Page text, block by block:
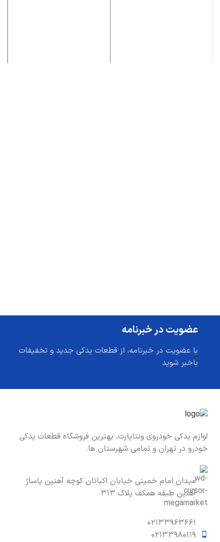
عضویت در خبرنامه
با عضویت در خبرنامه، از قطعات یدکی جدید و تخفیفات
باخبر شوید
لوازم یدکی خودروی ونتاپارت، بهترین فروشگاه قطعات یدکی
خودرو در تهران و تمامی شهرستان ها.
میدان امام خمینی خیابان اکباتان کوچه آهنین پاساژ
آهنین طبقه همکف پلاک ۳۱۳
۰۲۱۳۳۹۶۳۶۶۱
۰۲۱۳۳۹۸۰۱۱۹